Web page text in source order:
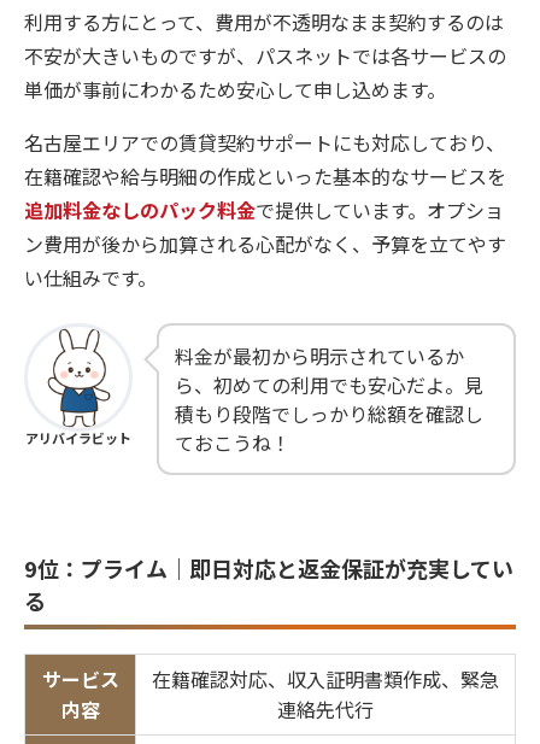
利用する方にとって、費用が不透明なまま契約するのは
不安が大きいものですが、パスネットでは各サービスの
単価が事前にわかるため安心して申し込めます。
名古屋エリアでの賃貸契約サポートにも対応しており、
在籍確認や給与明細の作成といった基本的なサービスを
追加料金なしのパック料金で提供しています。オプショ
ン費用が後から加算される心配がなく、予算を立てやす
い仕組みです。
アリバイラビット
料金が最初から明示されているか
ら、初めての利用でも安心だよ。見
積もり段階でしっかり総額を確認し
ておこうね！
9位：プライム｜即日対応と返金保証が充実してい
る
サービス
内容
在籍確認対応、収入証明書類作成、緊急
連絡先代行